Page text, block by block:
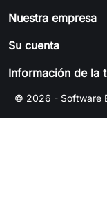
Nuestra empresa
Su cuenta
Información de la
© 2026 - Software